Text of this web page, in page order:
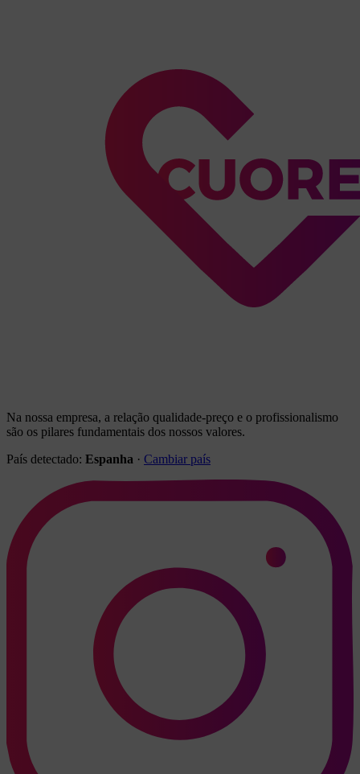
Na nossa empresa, a relação qualidade-preço e o profissionalismo
são os pilares fundamentais dos nossos valores.
País detectado: Espanha · Cambiar país